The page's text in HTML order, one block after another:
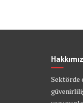
Sektörde